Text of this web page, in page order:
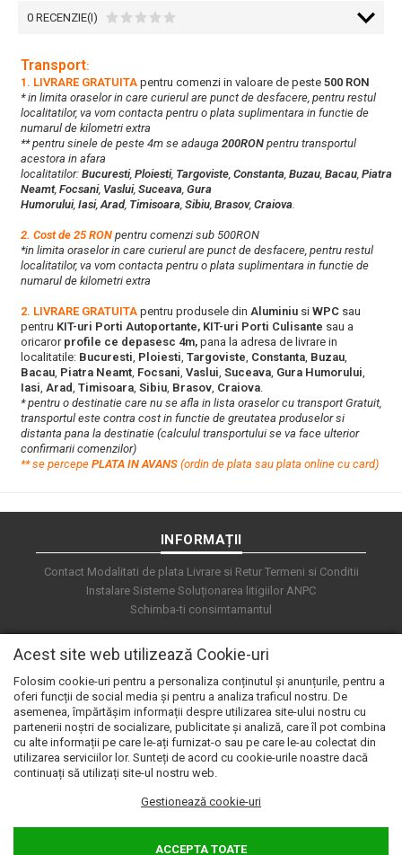
0 RECENZIE(I)
Transport:
1. LIVRARE GRATUITA pentru comenzi in valoare de peste 500 RON
* in limita oraselor in care curierul are punct de desfacere, pentru restul
localitatilor, va vom contacta pentru o plata suplimentara in functie de
numarul de kilometri extra
** pentru sinele de peste 4m se adauga 200RON pentru transportul
acestora in afara
localitatilor: Bucuresti, Ploiesti, Targoviste, Constanta, Buzau, Bacau, Piatra
Neamt, Focsani, Vaslui, Suceava, Gura
Humorului, Iasi,Arad, Timisoara, Sibiu, Brasov, Craiova.
2. Cost de 25 RON pentru comenzi sub 500RON
*in limita oraselor in care curierul are punct de desfacere, pentru restul
localitatilor, va vom contacta pentru o plata suplimentara in functie de
numarul de kilometri extra
2. LIVRARE GRATUITA pentru produsele din Aluminiu si WPC sau
pentru KIT-uri Porti Autoportante, KIT-uri Porti Culisante sau a
oricarorprofile ce depasesc 4m, pana la adresa de livrare in
localitatile: Bucuresti, Ploiesti, Targoviste, Constanta, Buzau,
Bacau, Piatra Neamt, Focsani, Vaslui, Suceava, Gura Humorului,
Iasi, Arad, Timisoara, Sibiu, Brasov, Craiova.
* pentru o destinatie care nu se afla in lista oraselor cu transport Gratuit,
transportul este contra cost in functie de greutatea produselor si
distanta pana la destinatie (calculul transportului se va face ulterior
confirmarii comenzilor)
**se percepe PLATA IN AVANS (ordin de plata sau plata online cu card)
INFORMAȚII
Contact Modalitati de plata Livrare si Retur Termeni si Conditii
Instalare Sisteme Soluționarea litigiilor ANPC
Schimba-ti consimtamantul
Acest site web utilizează Cookie-uri
Folosim cookie-uri pentru a personaliza conținutul și anunțurile, pentru a
oferi funcții de social media și pentru a analiza traficul nostru. De
asemenea, împărtășim informații despre utilizarea site-ului nostru cu
partenerii noștri de socializare, publicitate și analiză, care îl pot combina
cu alte informații pe care le-ați furnizat-o sau pe care le-au colectat din
utilizarea serviciilor lor. Sunteți de acord cu cookie-urile noastre dacă
continuați să utilizați site-ul nostru web.
Gestionează cookie-uri
ACCEPTA TOATE